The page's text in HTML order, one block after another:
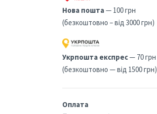
Нова пошта— 100 грн
(безкоштовно – від 3000 грн)
Укрпошта експрес— 70 грн
(безкоштовно — від 1500 грн)
Оплата